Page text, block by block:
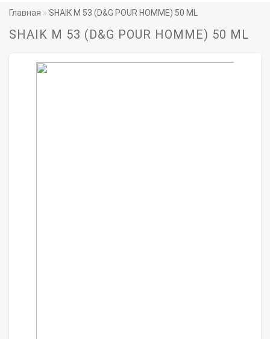
Главная SHAIK M 53 (D&G POUR HOMME) 50 ML
SHAIK M 53 (D&G POUR HOMME) 50 ML